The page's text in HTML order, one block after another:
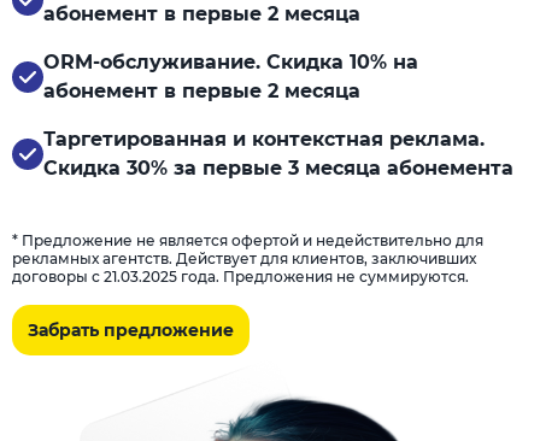
абонемент в первые 2 месяца
ORM-обслуживание. Скидка 10% на
абонемент в первые 2 месяца
Таргетированная и контекстная реклама.
Скидка 30% за первые 3 месяца абонемента
* Предложение не является офертой и недействительно для
рекламных агентств. Действует для клиентов, заключивших
договоры с 21.03.2025 года. Предложения не суммируются.
Забрать предложение